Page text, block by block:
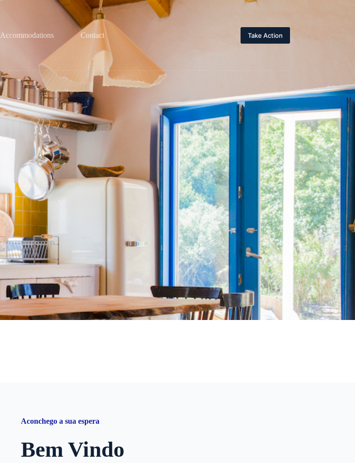
Accommodations Contact Take Action
Aconchego a sua espera
Bem Vindo